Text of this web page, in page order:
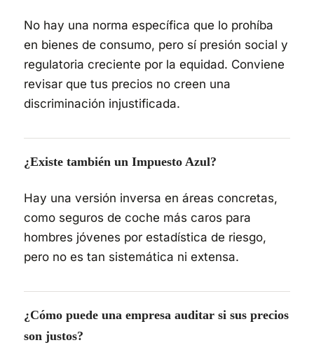
No hay una norma específica que lo prohíba
en bienes de consumo, pero sí presión social y
regulatoria creciente por la equidad. Conviene
revisar que tus precios no creen una
discriminación injustificada.
¿Existe también un Impuesto Azul?
Hay una versión inversa en áreas concretas,
como seguros de coche más caros para
hombres jóvenes por estadística de riesgo,
pero no es tan sistemática ni extensa.
¿Cómo puede una empresa auditar si sus precios
son justos?